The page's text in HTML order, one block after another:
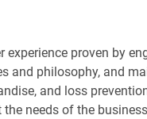
proven by
and philosophy, and
and loss
needs of the